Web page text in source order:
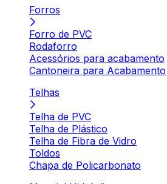
Forros
Forro de PVC
Rodaforro
Acessórios para acabamento
Cantoneira para Acabamento
Telhas
Telha de PVC
Telha de Plástico
Telha de Fibra de Vidro
Toldos
Chapa de Policarbonato